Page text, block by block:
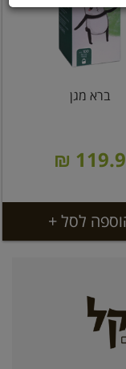
ברא מגן
119.9 ₪
לסל +